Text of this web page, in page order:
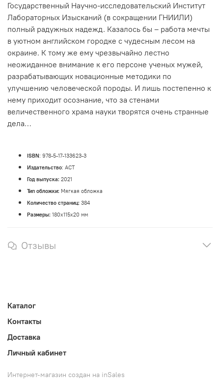
Государственный Научно-исследовательский Институт
Лабораторных Изысканий (в сокращении ГНИИЛИ)
полный радужных надежд. Казалось бы – работа мечты
в уютном английском городке с чудесным лесом на
окраине. К тому же ему чрезвычайно лестно
неожиданное внимание к его персоне ученых мужей,
разрабатывающих новационные методики по
улучшению человеческой породы. И лишь постепенно к
нему приходит осознание, что за стенами
величественного храма науки творятся очень странные
дела…
ISBN: 978-5-17-133623-3
Издательство: АСТ
Год выпуска: 2021
Тип обложки: Мягкая обложка
Количество страниц: 384
Размеры: 180x115x20 мм
Отзывы
Каталог
Контакты
Доставка
Личный кабинет
Интернет-магазин создан на inSales